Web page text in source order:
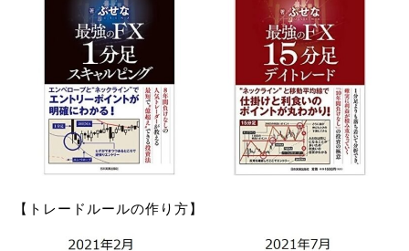
【トレードルールの作り方】